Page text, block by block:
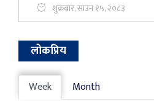
शुक्रबार, साउन १५, २०८३
लोकप्रिय
Week Month